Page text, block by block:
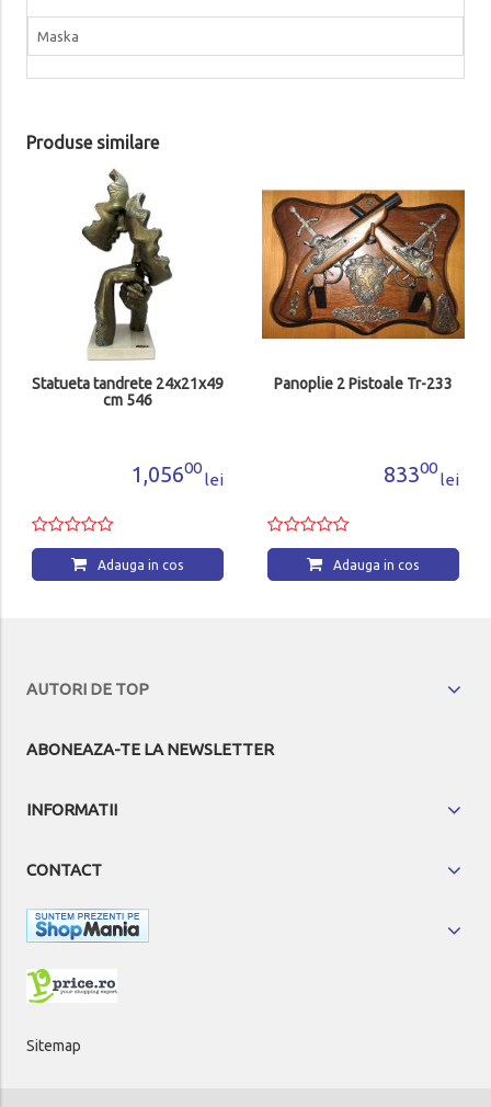
Maska
Produse similare
Statueta tandrete 24x21x49
cm 546
1,05600
lei
Adauga in cos
Panoplie 2 Pistoale Tr-233
83300
lei
Adauga in cos
AUTORI DE TOP
ABONEAZA-TE LA NEWSLETTER
INFORMATII
CONTACT
Sitemap